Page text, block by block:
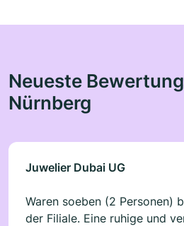
Neueste
Nürnberg
Juwelier Dubai UG
Waren soeben (2 Personen)
der Filiale. Eine ruhige und vertrauenswürdige